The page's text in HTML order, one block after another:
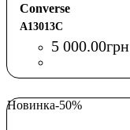
Converse
A13013C
5 000.00грн
Новинка-50%